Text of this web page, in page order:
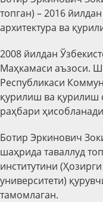
топган) – 2016
архитектура ва
2008 йилдан
Маҳкамаси аъзоси.
Республикаси
қурилиш ва қурилиш
раҳбари
Ботир Эркинович
шаҳрида таваллуд
институтини (Ҳозирги
университети)
тамомлаган.